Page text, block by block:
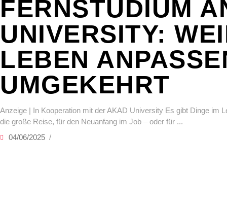
FERNSTUDIUM
UNIVERSITY:
LEBEN
UMGEKEHRT
Anzeige | In Kooperation mit der AKAD University Es gibt Dinge im
die große Reise, für den Neuanfang im Job – oder für
04/06/2025